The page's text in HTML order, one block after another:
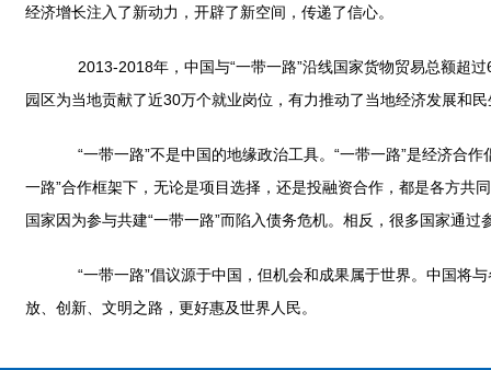
经济增长注入了新动力，开辟了新空间，传递了信心。
2013-2018年，中国与“一带一路”沿线国家货物贸易总额超过
园区为当地贡献了近30万个就业岗位，有力推动了当地经济发展和
“一带一路”不是中国的地缘政治工具。“一带一路”是经济合作
一路”合作框架下，无论是项目选择，还是投融资合作，都是各方
国家因为参与共建“一带一路”而陷入债务危机。相反，很多国家通过
“一带一路”倡议源于中国，但机会和成果属于世界。中国将与
放、创新、文明之路，更好惠及世界人民。